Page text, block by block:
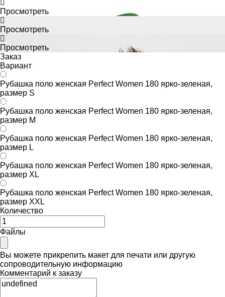
Просмотреть
Просмотреть
Просмотреть
Заказ
Вариант
Рубашка поло женская Perfect Women 180 ярко-зеленая,
размер S
Рубашка поло женская Perfect Women 180 ярко-зеленая,
размер M
Рубашка поло женская Perfect Women 180 ярко-зеленая,
размер L
Рубашка поло женская Perfect Women 180 ярко-зеленая,
размер XL
Рубашка поло женская Perfect Women 180 ярко-зеленая,
размер XXL
Количество
Файлы
Вы можете прикрепить макет для печати или другую
сопроводительную информацию
Комментарий к заказу